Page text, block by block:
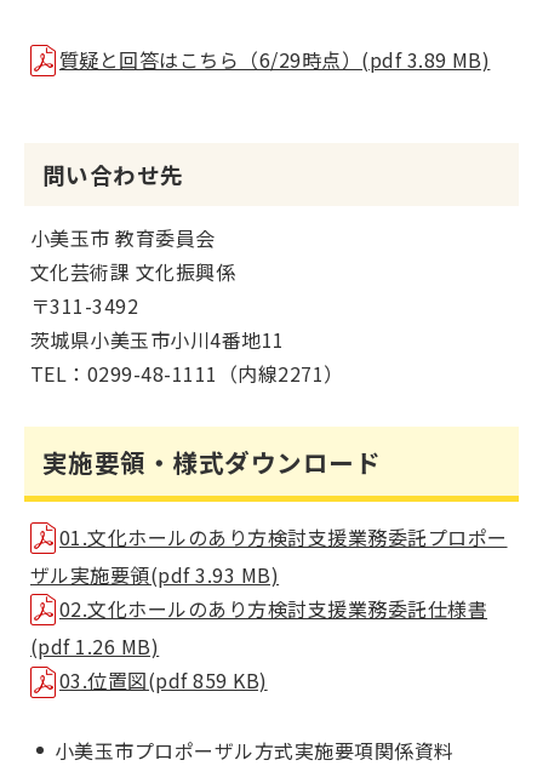
質疑と回答はこちら（6/29時点）(pdf 3.89 MB)
問い合わせ先
小美玉市 教育委員会
文化芸術課 文化振興係
〒311-3492
茨城県小美玉市小川4番地11
TEL：0299-48-1111（内線2271）
実施要領・様式ダウンロード
01.文化ホールのあり方検討支援業務委託プロポー
ザル実施要領(pdf 3.93 MB)
02.文化ホールのあり方検討支援業務委託仕様書
(pdf 1.26 MB)
03.位置図(pdf 859 KB)
小美玉市プロポーザル方式実施要項関係資料